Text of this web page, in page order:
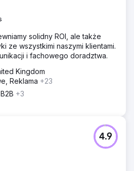
solidny ROI, ale także
ze wszystkimi naszymi klientami.
i fachowego doradztwa.
Kingdom
Reklama +23
+3
4.9